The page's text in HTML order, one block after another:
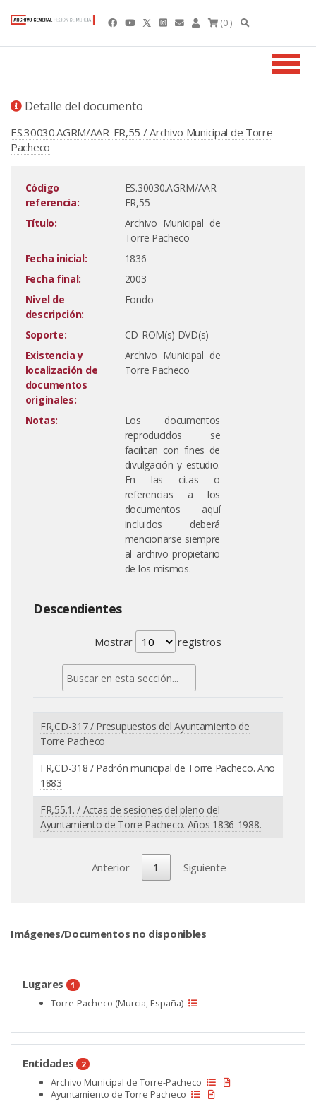
(0 )
Detalle del documento
ES.30030.AGRM/AAR-FR,55 / Archivo Municipal de Torre
Pacheco
Código
referencia:
ES.30030.AGRM/AAR-
FR,55
Título:
Archivo Municipal de
Torre Pacheco
Fecha inicial:
1836
Fecha final:
2003
Nivel de
descripción:
Fondo
Soporte:
CD-ROM(s) DVD(s)
Existencia y
localización de
documentos
originales:
Archivo Municipal de
Torre Pacheco
Notas:
Los documentos
reproducidos se
facilitan con fines de
divulgación y estudio.
En las citas o
referencias a los
documentos aquí
incluidos deberá
mencionarse siempre
al archivo propietario
de los mismos.
Descendientes
Mostrar registros
FR,CD-317 / Presupuestos del Ayuntamiento de
Torre Pacheco
FR,CD-318 / Padrón municipal de Torre Pacheco. Año
1883
FR,55.1. / Actas de sesiones del pleno del
Ayuntamiento de Torre Pacheco. Años 1836-1988.
Anterior 1 Siguiente
Imágenes/Documentos no disponibles
Lugares 1
Torre-Pacheco (Murcia, España)
Entidades 2
Archivo Municipal de Torre-Pacheco
Ayuntamiento de Torre Pacheco